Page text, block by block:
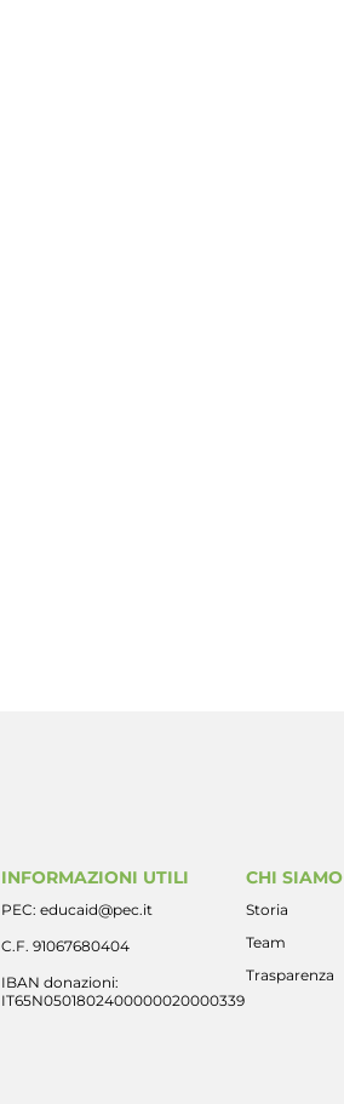
INFORMAZIONI UTILI
PEC: educaid@pec.it
C.F. 91067680404
IBAN donazioni:
IT65N0501802400000020000339
CHI SIAMO
Storia
Team
Trasparenza